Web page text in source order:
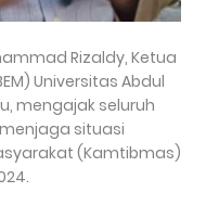
Rizaldy, Ketua
Universitas Abdul
mengajak seluruh
situasi
(Kamtibmas)